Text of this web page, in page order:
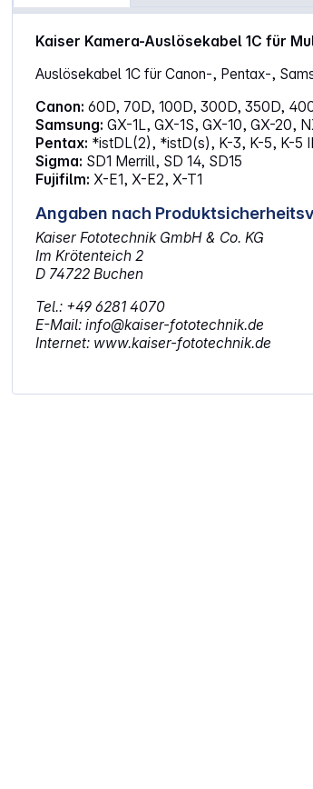
Artikelinformationen "Kaiser MultiTrig AS
Kaiser Kamera-Auslösekabel 1C für
Auslösekabel 1C für Canon-, Pentax-,
Canon: 60D, 70D, 100D, 300D, 350D,
Samsung: GX-1L, GX-1S, GX-10, GX-20,
Pentax: *istDL(2), *istD(s), K-3, K-5, K-5
Sigma: SD1 Merrill, SD 14, SD15
Fujifilm: X-E1, X-E2, X-T1
Angaben nach
Kaiser Fototechnik GmbH & Co. KG
Im Krötenteich 2
D 74722 Buchen
Tel.: +49 6281 4070
E-Mail: info@kaiser-fototechnik.de
Internet: www.kaiser-fototechnik.de